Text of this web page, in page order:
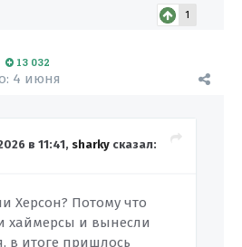
1
13 032
4 июня
в 11:41, sharky сказал:
Херсон? Потому что
хаймерсы и вынесли
в итоге пришлось